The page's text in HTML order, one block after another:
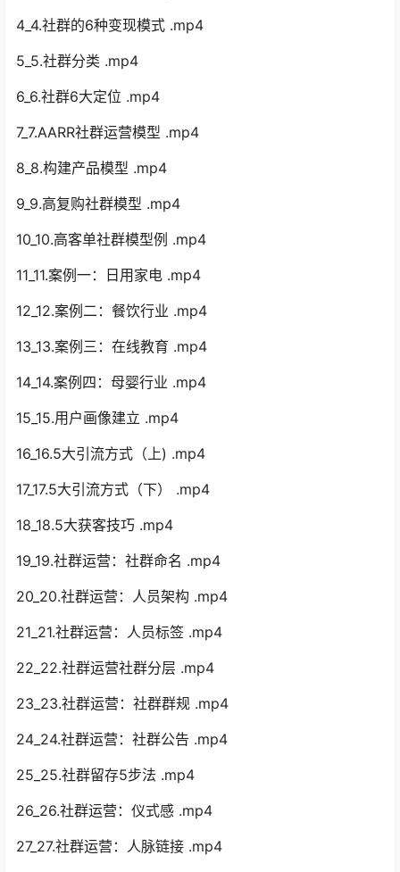
4_4.社群的6种变现模式 .mp4
5_5.社群分类 .mp4
6_6.社群6大定位 .mp4
7_7.AARR社群运营模型 .mp4
8_8.构建产品模型 .mp4
9_9.高复购社群模型 .mp4
10_10.高客单社群模型例 .mp4
11_11.案例一：日用家电 .mp4
12_12.案例二：餐饮行业 .mp4
13_13.案例三：在线教育 .mp4
14_14.案例四：母婴行业 .mp4
15_15.用户画像建立 .mp4
16_16.5大引流方式（上) .mp4
17_17.5大引流方式（下） .mp4
18_18.5大获客技巧 .mp4
19_19.社群运营：社群命名 .mp4
20_20.社群运营：人员架构 .mp4
21_21.社群运营：人员标签 .mp4
22_22.社群运营社群分层 .mp4
23_23.社群运营：社群群规 .mp4
24_24.社群运营：社群公告 .mp4
25_25.社群留存5步法 .mp4
26_26.社群运营：仪式感 .mp4
27_27.社群运营：人脉链接 .mp4